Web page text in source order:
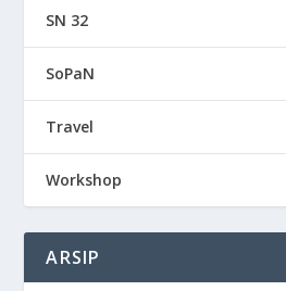
SN 32
SoPaN
Travel
Workshop
ARSIP